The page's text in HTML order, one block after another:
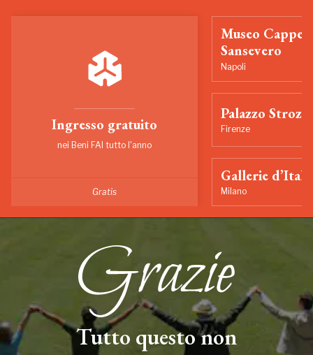
Ingresso gratuito
nei Beni FAI tutto l'anno
Gratis
Museo
Sansevero
Napoli
Palazzo Strozzi
Firenze
Gallerie
Milano
Tutto questo non